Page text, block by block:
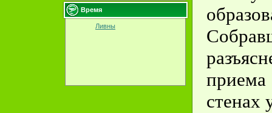
Время
Ливны
стенах